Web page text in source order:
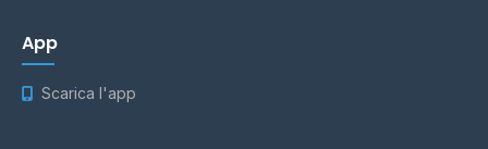
App
Scarica l'app